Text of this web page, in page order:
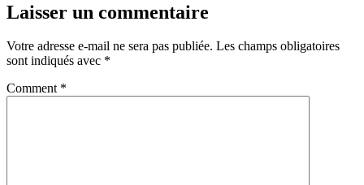
Laisser un commentaire
Votre adresse e-mail ne sera pas publiée. Les champs obligatoires
sont indiqués avec *
Comment *